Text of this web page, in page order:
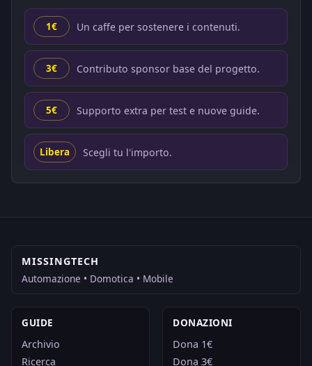
1€ Un caffe per sostenere i contenuti.
3€ Contributo sponsor base del progetto.
5€ Supporto extra per test e nuove guide.
Libera Scegli tu l'importo.
MISSINGTECH
Automazione • Domotica • Mobile
GUIDE
Archivio
Ricerca
DONAZIONI
Dona 1€
Dona 3€